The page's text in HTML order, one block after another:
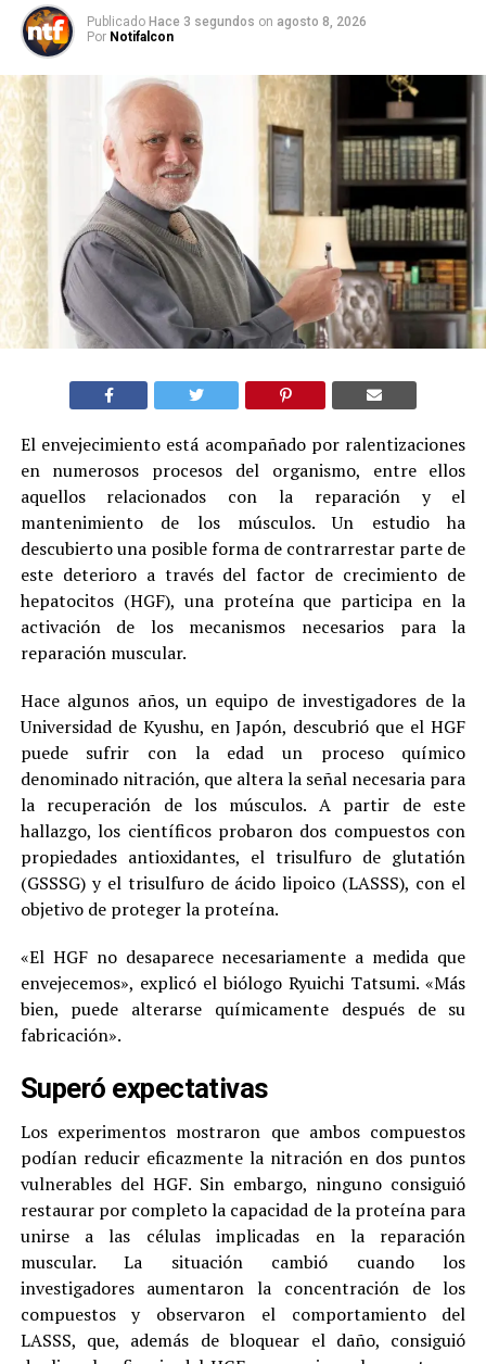
Publicado Hace 3 segundos on agosto 8, 2026
Por Notifalcon
El envejecimiento está acompañado por ralentizaciones
en numerosos procesos del organismo, entre ellos
aquellos relacionados con la reparación y el
mantenimiento de los músculos. Un estudio ha
descubierto una posible forma de contrarrestar parte de
este deterioro a través del factor de crecimiento de
hepatocitos (HGF), una proteína que participa en la
activación de los mecanismos necesarios para la
reparación muscular.
Hace algunos años, un equipo de investigadores de la
Universidad de Kyushu, en Japón, descubrió que el HGF
puede sufrir con la edad un proceso químico
denominado nitración, que altera la señal necesaria para
la recuperación de los músculos. A partir de este
hallazgo, los científicos probaron dos compuestos con
propiedades antioxidantes, el trisulfuro de glutatión
(GSSSG) y el trisulfuro de ácido lipoico (LASSS), con el
objetivo de proteger la proteína.
«El HGF no desaparece necesariamente a medida que
envejecemos», explicó el biólogo Ryuichi Tatsumi. «Más
bien, puede alterarse químicamente después de su
fabricación».
Superó expectativas
Los experimentos mostraron que ambos compuestos
podían reducir eficazmente la nitración en dos puntos
vulnerables del HGF. Sin embargo, ninguno consiguió
restaurar por completo la capacidad de la proteína para
unirse a las células implicadas en la reparación
muscular. La situación cambió cuando los
investigadores aumentaron la concentración de los
compuestos y observaron el comportamiento del
LASSS, que, además de bloquear el daño, consiguió